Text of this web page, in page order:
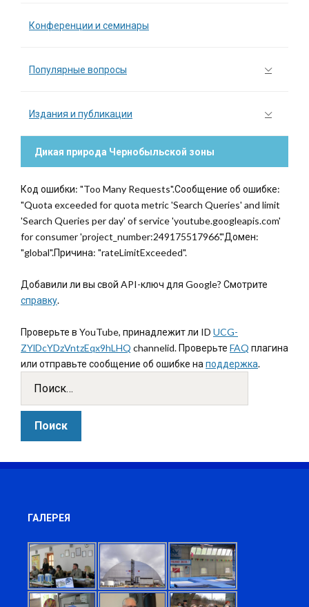
Конференции и семинары
Популярные вопросы
Издания и публикации
Дикая природа Чернобыльской зоны
Код ошибки: "Too Many Requests".Сообщение об ошибке:
"Quota exceeded for quota metric 'Search Queries' and limit
'Search Queries per day' of service 'youtube.googleapis.com'
for consumer 'project_number:249175517966'."Домен:
"global".Причина: "rateLimitExceeded".
Добавили ли вы свой API-ключ для Google? Смотрите
справку.
Проверьте в YouTube, принадлежит ли ID UCG-
ZYlDcYDzVntzEqx9hLHQ channelid. Проверьте FAQ плагина
или отправьте сообщение об ошибке на поддержка.
ГАЛЕРЕЯ